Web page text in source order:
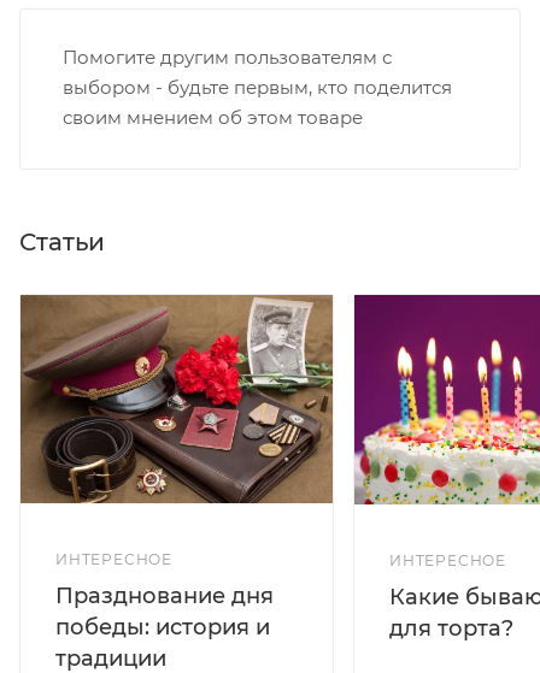
Помогите другим пользователям с
выбором - будьте первым, кто поделится
своим мнением об этом товаре
Статьи
ИНТЕРЕСНОЕ
Празднование дня
победы: история и
традиции
ИНТЕРЕСНОЕ
Какие
для торта?